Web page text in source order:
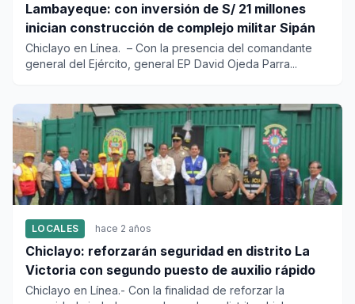
Lambayeque: con inversión de S/ 21 millones
inician construcción de complejo militar Sipán
Chiclayo en Línea. – Con la presencia del comandante
general del Ejército, general EP David Ojeda Parra...
LOCALES hace 2 años
Chiclayo: reforzarán seguridad en distrito La
Victoria con segundo puesto de auxilio rápido
Chiclayo en Línea.- Con la finalidad de reforzar la